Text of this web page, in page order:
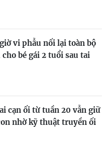
vi phẫu nối lại toàn bộ
cho bé gái 2 tuổi sau tai
cạn ối từ tuần 20 vẫn giữ
nhờ kỹ thuật truyền ối